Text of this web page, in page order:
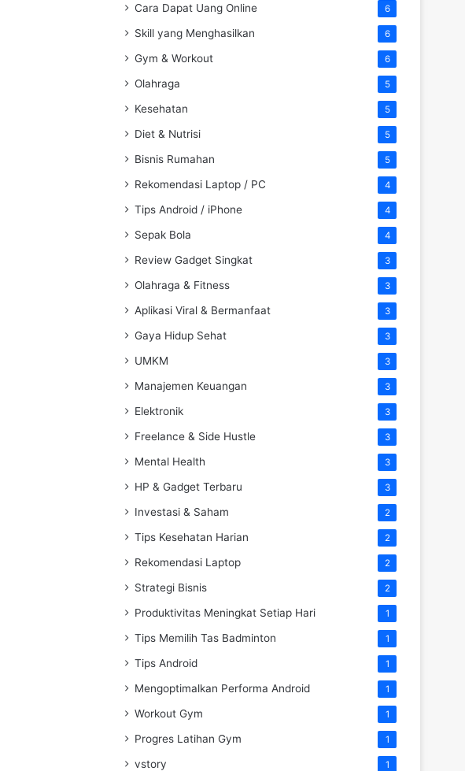
Cara Dapat Uang Online 6
Skill yang Menghasilkan 6
Gym & Workout 6
Olahraga 5
Kesehatan 5
Diet & Nutrisi 5
Bisnis Rumahan 5
Rekomendasi Laptop / PC 4
Tips Android / iPhone 4
Sepak Bola 4
Review Gadget Singkat 3
Olahraga & Fitness 3
Aplikasi Viral & Bermanfaat 3
Gaya Hidup Sehat 3
UMKM 3
Manajemen Keuangan 3
Elektronik 3
Freelance & Side Hustle 3
Mental Health 3
HP & Gadget Terbaru 3
Investasi & Saham 2
Tips Kesehatan Harian 2
Rekomendasi Laptop 2
Strategi Bisnis 2
Produktivitas Meningkat Setiap Hari 1
Tips Memilih Tas Badminton 1
Tips Android 1
Mengoptimalkan Performa Android 1
Workout Gym 1
Progres Latihan Gym 1
vstory 1